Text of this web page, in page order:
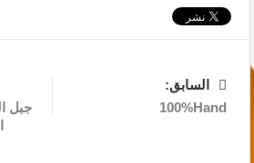
السابق:
100%Hand